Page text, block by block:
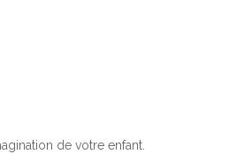
de votre enfant.